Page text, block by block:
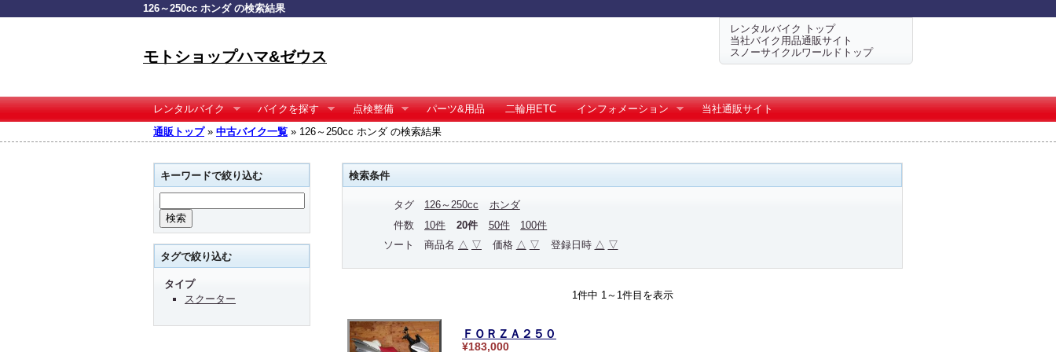
126～250cc ホンダ の検索結果
モトショップハマ&ゼウス
レンタルバイク トップ
当社バイク用品通販サイト
スノーサイクルワールドトップ
レンタルバイク バイクを探す 点検整備 パーツ&用品 二輪用ETC インフォメーション
当社通販サイト
通販トップ» 中古バイク一覧 » 126～250cc ホンダ の検索結果
検索条件
タグ 126～250cc
ホンダ
件数
10件 20件 50件
100件
ソート
商品名 △ ▽ 価格 △ ▽ 登録日時 △ ▽
1件中 1～1件目を表示
ＦＯＲＺＡ２５０
¥183,000
キーワードで絞り込む
タグで絞り込む
タイプ
スクーター